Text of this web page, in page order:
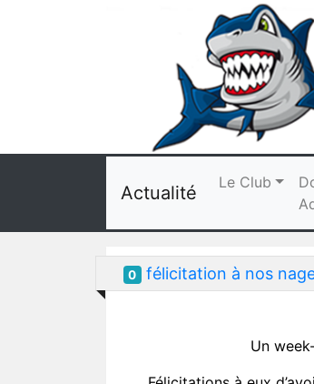
Actualité Le Club
0 félicitation à nos
Un